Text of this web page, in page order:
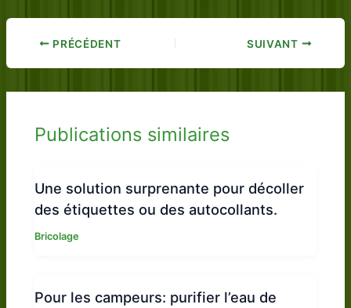
PRÉCÉDENT SUIVANT
Publications similaires
Une solution surprenante pour décoller
des étiquettes ou des autocollants.
Bricolage
Pour les campeurs: purifier l’eau de